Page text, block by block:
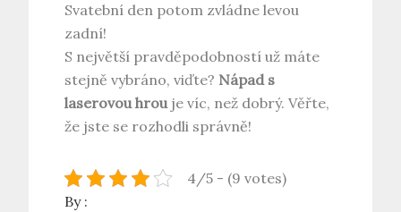
Svatební den potom zvládne levou
zadní!
S největší pravděpodobností už máte
stejně vybráno, viďte? Nápad s
laserovou hrouje víc, než dobrý. Věřte,
že jste se rozhodli správně!
4/5 - (9 votes)
By :